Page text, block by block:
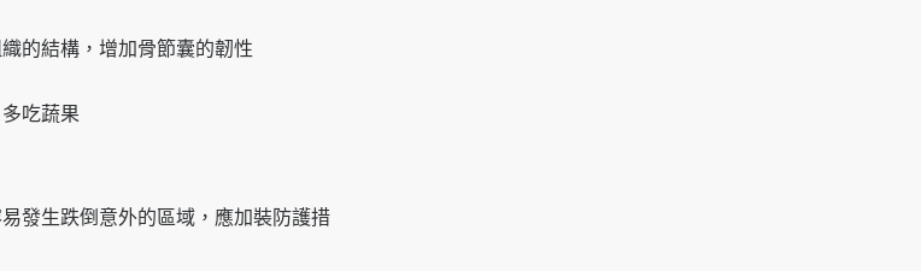
的結構，增加骨節囊的韌性
吃蔬果
發生跌倒意外的區域，應加裝防護措